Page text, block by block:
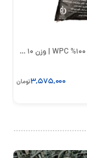
3,575,000تومان